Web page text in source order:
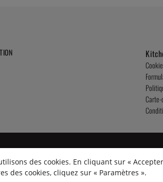
Carte-
des cookies. En cliquant sur «
des cookies, cliquez sur « Paramètres ».